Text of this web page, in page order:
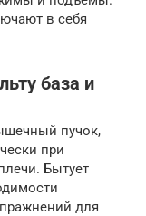
в себя
база и
пучок,
при
Бытует
для